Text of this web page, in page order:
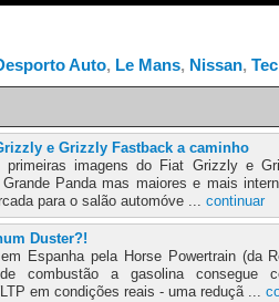
Auto, Le Mans, Nissan,
e Grizzly Fastback a caminho
imagens do Fiat Grizzly e
Panda mas maiores e mais
para o salão automóve ... continuar
Duster?!
Espanha pela Horse Powertrain (da
combustão a gasolina consegue
em condições reais - uma reduçã ...